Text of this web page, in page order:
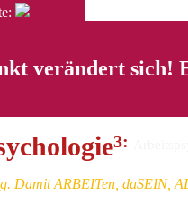
verändert sich!
3:
Damit ARBEITen, daSEIN,